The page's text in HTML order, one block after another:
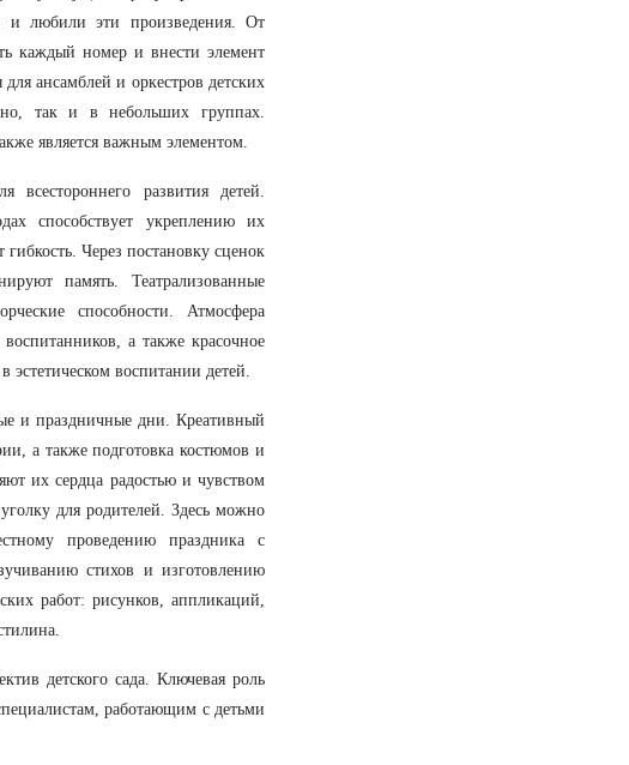
и любили эти произведения. От
каждый номер и внести элемент
ансамблей и оркестров детских
так и в небольших группах.
является важным элементом.
развития детей.
способствует укреплению их
Через постановку сценок
память. Театрализованные
способности. Атмосфера
а также красочное
воспитании детей.
и праздничные дни. Креативный
а также подготовка костюмов и
их сердца радостью и чувством
для родителей. Здесь можно
проведению праздника с
стихов и изготовлению
работ: рисунков, аппликаций,
детского сада. Ключевая роль
работающим с детьми